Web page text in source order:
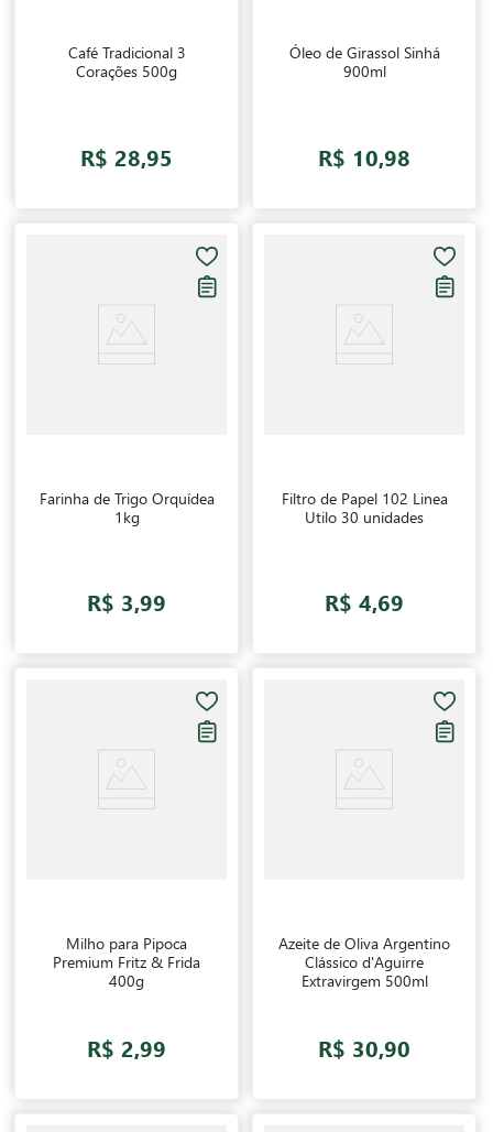
Café Tradicional 3
Corações 500g
R$ 28,95
Óleo de Girassol Sinhá
900ml
R$ 10,98
Farinha de Trigo Orquídea
1kg
R$ 3,99
Filtro de Papel 102 Linea
Utilo 30 unidades
R$ 4,69
Milho para Pipoca
Premium Fritz & Frida
400g
R$ 2,99
Azeite de Oliva Argentino
Clássico d'Aguirre
Extravirgem 500ml
R$ 30,90